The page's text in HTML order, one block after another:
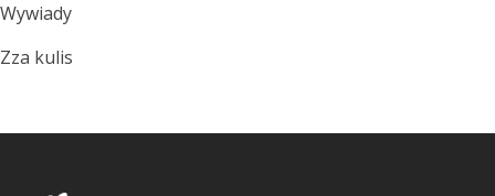
Wywiady
Zza kulis